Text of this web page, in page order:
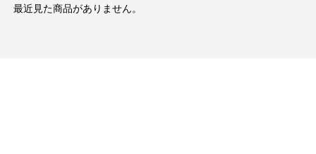
最近見た商品がありません。